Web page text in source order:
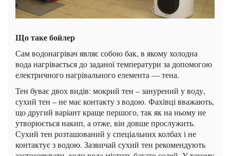
Що таке бойлер
Сам водонагрівач являє собою бак, в якому холодна
вода нагрівається до заданої температури за допомогою
електричного нагрівального елемента — тена.
Тен буває двох видів: мокрий тен – занурений у воду,
сухий тен – не має контакту з водою. Фахівці вважають,
що другий варіант краще першого, так як на ньому не
утворюється накип, а отже, він довше прослужить.
Сухий тен розташований у спеціальних колбах і не
контактує з водою. Зазвичай сухий тен рекомендують